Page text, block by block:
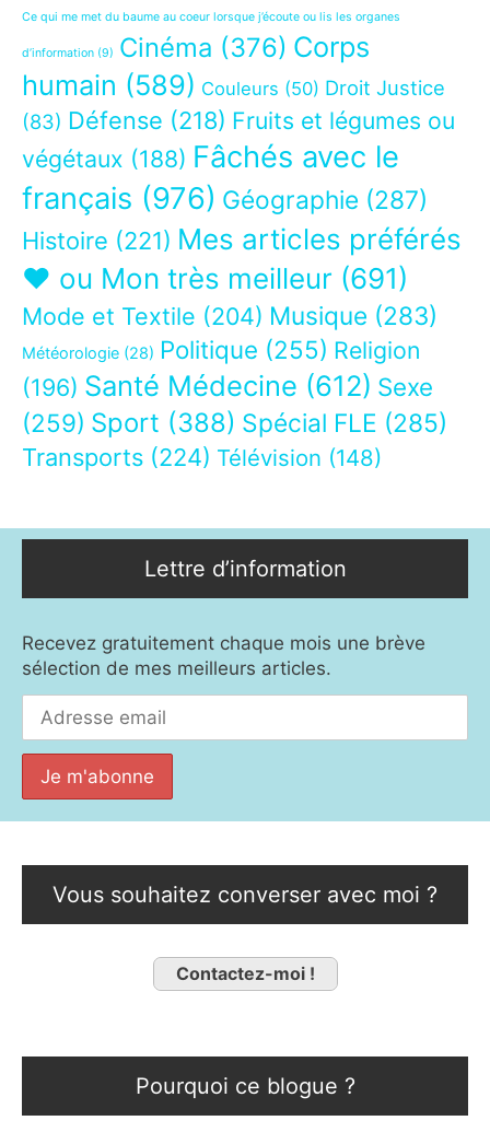
Ce qui me met du baume au coeur lorsque j’écoute ou lis les organes
d’information (9) Cinéma (376) Corps
humain (589) Couleurs (50) Droit Justice
(83) Défense (218) Fruits et légumes ou
végétaux (188) Fâchés avec le
français (976) Géographie (287)
Histoire (221) Mes articles préférés
❤ ou Mon très meilleur (691)
Mode et Textile (204) Musique (283)
Météorologie (28) Politique (255) Religion
(196) Santé Médecine (612) Sexe
(259) Sport (388) Spécial FLE (285)
Transports (224) Télévision (148)
Lettre d’information
Recevez gratuitement chaque mois une brève
sélection de mes meilleurs articles.
Vous souhaitez converser avec moi ?
Contactez-moi !
Pourquoi ce blogue ?